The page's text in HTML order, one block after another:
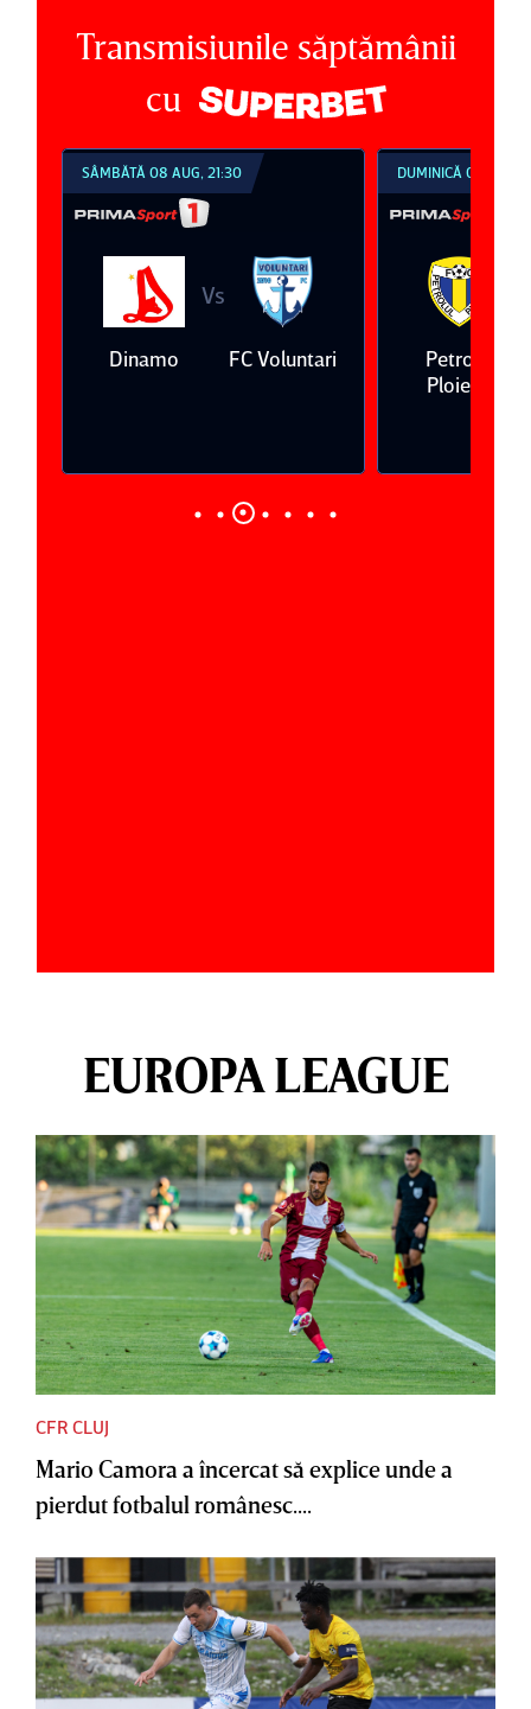
Transmisiunile săptămânii
cu
SÂMBĂTĂ 08 AUG, 21:30
Dinamo
Vs
FC Voluntari
DUMINICĂ 09 AUG,
Petrolul
Ploieşti
EUROPA LEAGUE
CFR CLUJ
Mario Camora a încercat să explice unde a
pierdut fotbalul românesc....